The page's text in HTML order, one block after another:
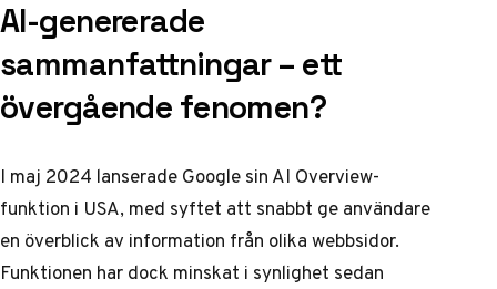
AI-genererade
sammanfattningar – ett
övergående fenomen?
I maj 2024 lanserade Google sin AI Overview-
funktion i USA, med syftet att snabbt ge användare
en överblick av information från olika webbsidor.
Funktionen har dock minskat i synlighet sedan